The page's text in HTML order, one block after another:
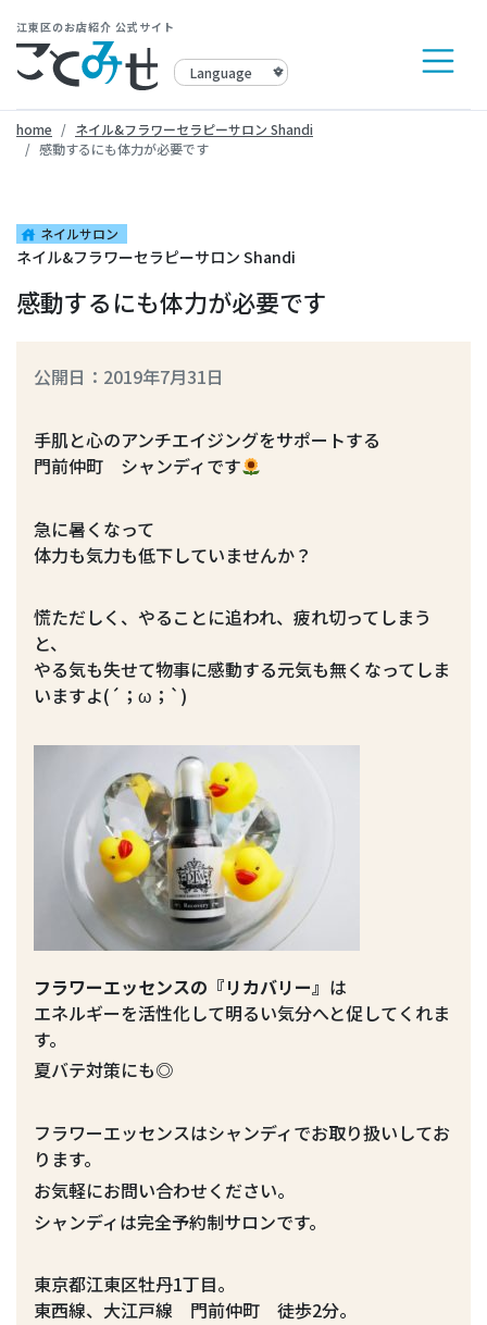
江東区のお店紹介 公式サイト
home
ネイル&フラワーセラピーサロン Shandi
感動するにも体力が必要です
house ネイルサロン
ネイル&フラワーセラピーサロン Shandi
感動するにも体力が必要です
公開日：2019年7月31日
手肌と心のアンチエイジングをサポートする
門前仲町 シャンディです
急に暑くなって
体力も気力も低下していませんか？
慌ただしく、やることに追われ、疲れ切ってしまう
と、
やる気も失せて物事に感動する元気も無くなってしま
いますよ(´；ω；`)
フラワーエッセンスの『リカバリー』 は
エネルギーを活性化して明るい気分へと促してくれま
す。
夏バテ対策にも◎
フラワーエッセンスはシャンディでお取り扱いしてお
ります。
お気軽にお問い合わせください。
シャンディは完全予約制サロンです。
東京都江東区牡丹1丁目。
東西線、大江戸線 門前仲町 徒歩2分。